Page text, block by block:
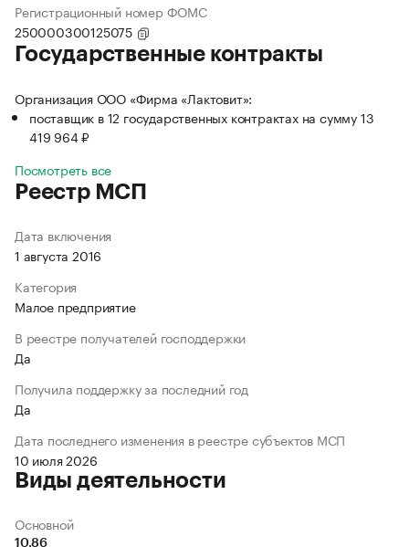
Регистрационный номер ФОМС
250000300125075
Государственные контракты
Организация ООО «Фирма «Лактовит»:
поставщик в 12 государственных контрактах на сумму 13
419 964 ₽
Посмотреть все
Реестр МСП
Дата включения
1 августа 2016
Категория
Малое предприятие
В реестре получателей господдержки
Да
Получила поддержку за последний год
Да
Дата последнего изменения в реестре субъектов МСП
10 июля 2026
Виды деятельности
Основной
10.86